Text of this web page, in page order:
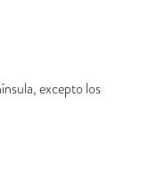
excepto los